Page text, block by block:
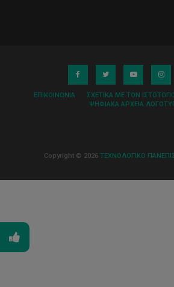
ΕΠΙΚΟΙΝΩΝΊΑ ΣΧΕΤΙΚΆ ΜΕ ΤΟΝ
ΨΗΦΙΑΚΆ ΑΡΧΕΊΑ
Copyright © 2026 ΤΕΧΝΟΛΟΓΙΚΟ